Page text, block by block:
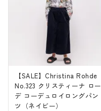
【SALE】Christina Rohde
No.323 クリスティーナ ロー
デ コーデュロイロングパン
ツ（ネイビー）